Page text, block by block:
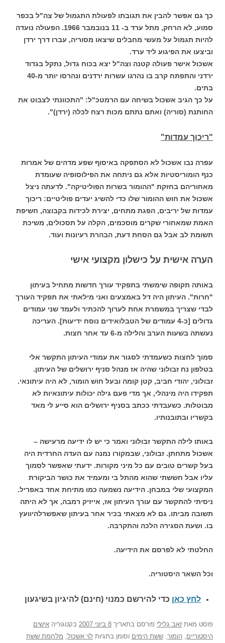
כך גם אפשר להבין את תגובתו לפעולת התגמול של צה"ל בכפר
סמוע, לא הרחק, מתל ערד ב- 11 בנובמבר 1966. הפעולה נועדה
להיות תגמול על מעשי מחבלים שיצאו מסוריה, עברו דרך ירדן
וביצעו את הפיגוע ליד ערד.
אשכול אישר פעולה קטנה וצה"ל יצא בכוח גדול, נתקל בגדוד
ירדני והתפתח קרב בו נהרגו עשרות ירדנים ונהרסו יותר מ-40
בתים.
על כך הגיב אשכול בשיחה עם הרמטכ"ל: "התכוונתי לצבוט את
החותנת (סוריה) ואתם נתתם מכות רצח לכלה (ירדן)".
"ריכוך עמדות"
עפרה נבו אשכול לא הסתפקה באיסוף שפע מדהים של אמרות
כנף הומוריסטיות אלא גם ניתחה את הפילוסופיה שעומדת
מאחוריהם בחזקת "ההומור בשרות הפוליטיקה". לדעתה ניצל
אשכול את חוש ההומור שלו כדי להשיג יעדים פוליטיים: ריכוך
עמדות של יריבים, הפגת מתחים, יצירת לכידות בקבוצה, חשיפת
האמת שמאחורי שקרים מוסכמים, הקלה על תסכולים, משיכת
תשומת לב אבל גם הסחת דעת, הבהרת רעיונות ועוד.
הערה אישית על כישלון מקצועי אישי
באותה תקופה שימשתי בתפקיד עורך חדשות מתחיל בעיתון
"חרות". העיתון היה דל באמצעים ואני מילאתי את תפקיד העורך
לבדי שצריך במשמרת אחת לערוך להכתיר ולעמד שני עמודים
גדולים [כ-4 עמודים של הטבלואידים נוסח ידיעות]. העריכה
נעשתה בשעות הערב והלילה מ-6 עד אחר חצות.
סמוך לחצות כשעמדתי לסגור את עמודי העיתון התקשר אלי
בטלפון נח זבולוני שהיה אז מנהל סניף ירושלים של העיתון.
זבולוני, יהודי חביב, קטן קומה ובעל חוש הומור, לא היה עיתונאי.
תפקידו היה מינהלי, אך מדי פעם גילה יכולות עיתונאיות לא
מבוטלות. כשעבדתי ככתב בסניף ירושלים הוא סייע לי מאד
בקשריו ובתובנותיו.
באותו לילה התקשר זבולוני ואמר כי יש לו ידיעה מרעישה –
אשכול מתחתן. זבולוני, שבמקורו נמנה עם העדה החרדית היה
בעל קשרים טובים עם כל מיני מקורות. ידעתי שאפשר לסמוך
עליו אבל חששתי שהוא מהתל בי ומעמיד את כושר הביקורת
המקצועי שלי במבחן. הידיעה נשמעה כמו מתיחת אחד באפריל.
ניסיתי להתקשר עם עורך העיתון אז, אייזיק רמבה, אך לא היתה
תשובה מביתו. גם לא מצאתי בכיר אחר בעיתון שאפשרלהיוועץ
בו. ושעת הסגירה הלכה והתקרבה.
החלטתי לא לפרסם את הידיעה.
וכל השאר היסטוריה.
לחץ כאן כדי להירשם כמנוי (חינם) להיגיון בשיגעון
פוסט מאת זאב גלילי פורסם בתאריך 8 ביוני 2007 בקטגוריה אישים
היסטוריים הומור ששת הימים וסומן בתגיות לוי אשכול מלחמת ששת